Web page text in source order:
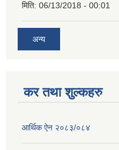
मिति: 06/13/2018 - 00:01
अन्य
कर तथा शुल्कहरु
आर्थिक ऐन २०८३/०८४